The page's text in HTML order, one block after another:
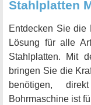
Stahlplatten
Entdecken Sie die
Lösung für alle
Stahlplatten. Mit
bringen Sie die
benötigen,
Bohrmaschine ist